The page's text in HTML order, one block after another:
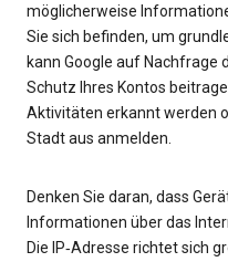
möglicherweise
Sie sich befinden, um
kann Google auf Nachfrage
Schutz Ihres Kontos
Aktivitäten erkannt werden
Stadt aus anmelden.
Denken Sie daran, dass
Informationen über das
Die IP‑Adresse richtet sich